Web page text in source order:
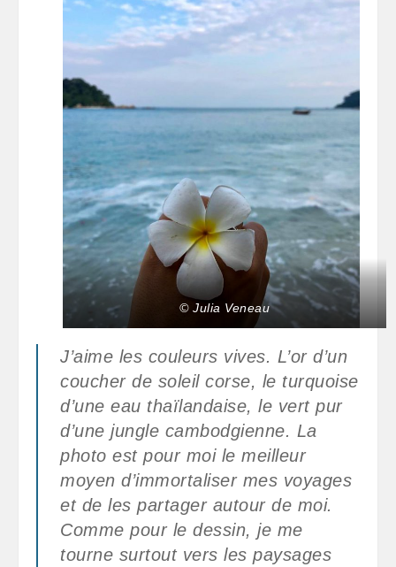
© Julia Veneau
J’aime les couleurs vives. L’or d’un
coucher de soleil corse, le turquoise
d’une eau thaïlandaise, le vert pur
d’une jungle cambodgienne. La
photo est pour moi le meilleur
moyen d’immortaliser mes voyages
et de les partager autour de moi.
Comme pour le dessin, je me
tourne surtout vers les paysages